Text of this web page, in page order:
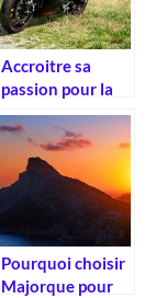
Accroitre sa
passion pour la
moto
Pourquoi choisir
Majorque pour